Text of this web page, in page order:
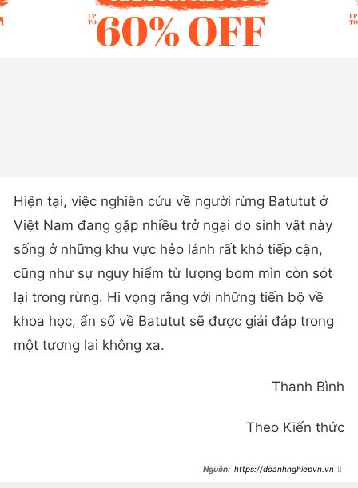
Hiện tại, việc nghiên cứu về người rừng Batutut ở
Việt Nam đang gặp nhiều trở ngại do sinh vật này
sống ở những khu vực hẻo lánh rất khó tiếp cận,
cũng như sự nguy hiểm từ lượng bom mìn còn sót
lại trong rừng. Hi vọng rằng với những tiến bộ về
khoa học, ẩn số về Batutut sẽ được giải đáp trong
một tương lai không xa.
Thanh Bình
Theo Kiến thức
https://doanhnghiepvn.vn/kh